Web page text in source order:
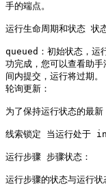
手的端点。
运行生命周期和状态 状
queued：初始状态，
功完成，您可以查看助
间内提交，运行将过
轮询更新：
为了保持运行状态的最
线索锁定 当运行处于
运行步骤 步骤状态：
运行步骤的状态与运行状